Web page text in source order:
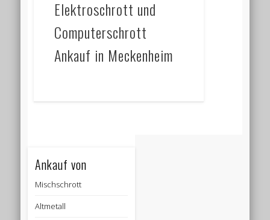
Elektroschrott und
Computerschrott
Ankauf in Meckenheim
Ankauf von
Mischschrott
Altmetall